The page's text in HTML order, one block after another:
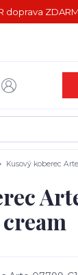
doprava
Kusový koberec
cream